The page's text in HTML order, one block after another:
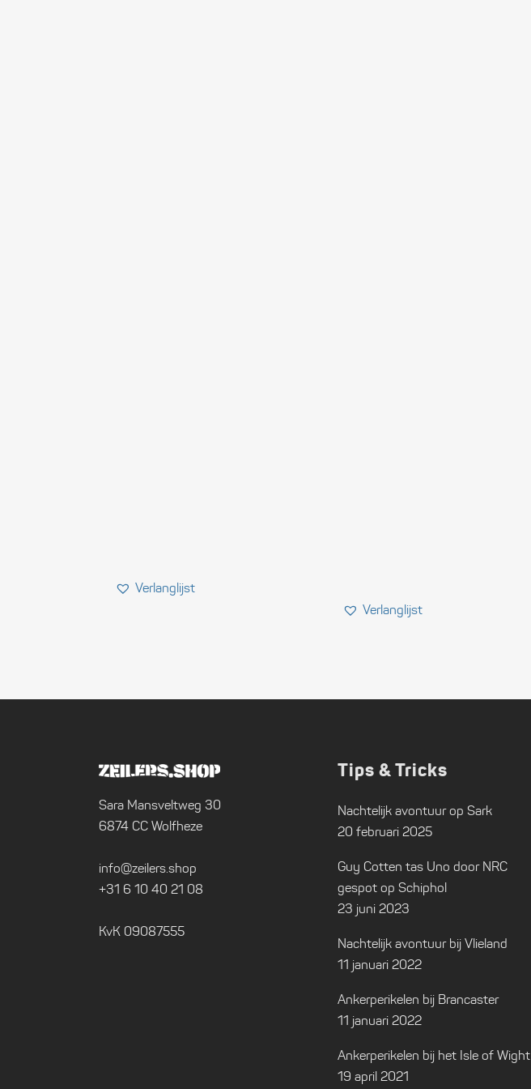
Sara Mansveltweg 30
6874 CC Wolfheze
info@zeilers.shop
+31 6 10 40 21 08
KvK 09087555
Tips & Tricks
Nachtelijk avontuur op Sark
20 februari 2025
Guy Cotten tas Uno door NRC
gespot op Schiphol
23 juni 2023
Nachtelijk avontuur bij Vlieland
11 januari 2022
Ankerperikelen bij Brancaster
11 januari 2022
Ankerperikelen bij het Isle of Wight
19 april 2021